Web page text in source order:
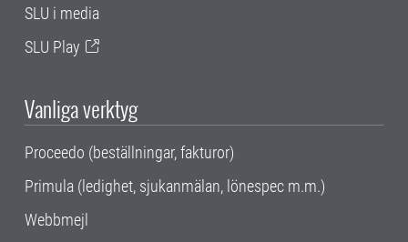
SLU i media
SLU Play
Vanliga verktyg
Proceedo (beställningar, fakturor)
Primula (ledighet, sjukanmälan, lönespec m.m.)
Webbmejl